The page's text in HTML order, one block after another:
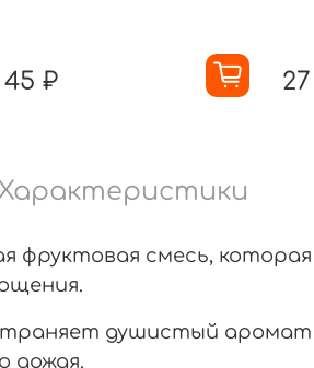
45 ₽
фруктовая смесь,
душистый аромат
дождя.